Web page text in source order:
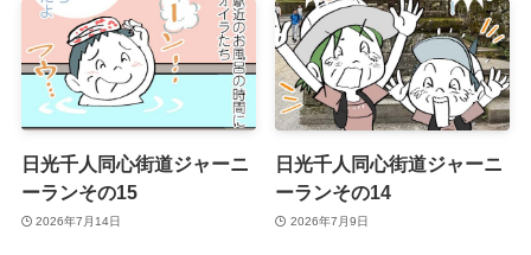
日光千人同心街道ジャーニ
ーランその15
2026年7月14日
日光千人同心街道ジャーニ
ーランその14
2026年7月9日